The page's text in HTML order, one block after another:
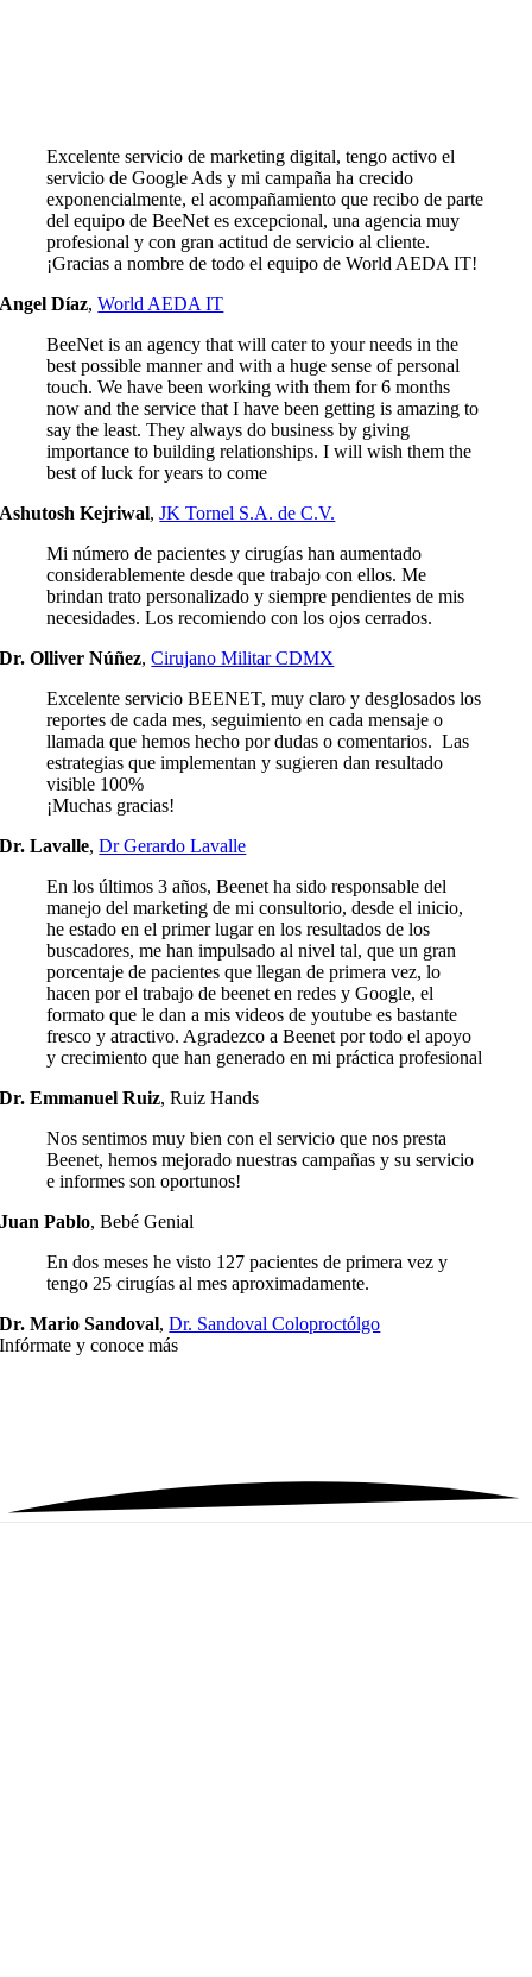
Excelente servicio de marketing digital, tengo activo el
servicio de Google Ads y mi campaña ha crecido
exponencialmente, el acompañamiento que recibo de parte
del equipo de BeeNet es excepcional, una agencia muy
profesional y con gran actitud de servicio al cliente.
¡Gracias a nombre de todo el equipo de World AEDA IT!
Angel Díaz,World AEDA IT
BeeNet is an agency that will cater to your needs in the
best possible manner and with a huge sense of personal
touch. We have been working with them for 6 months
now and the service that I have been getting is amazing to
say the least. They always do business by giving
importance to building relationships. I will wish them the
best of luck for years to come
Ashutosh Kejriwal,JK Tornel S.A. de C.V.
Mi número de pacientes y cirugías han aumentado
considerablemente desde que trabajo con ellos. Me
brindan trato personalizado y siempre pendientes de mis
necesidades. Los recomiendo con los ojos cerrados.
Dr. Olliver Núñez,Cirujano Militar CDMX
Excelente servicio BEENET, muy claro y desglosados los
reportes de cada mes, seguimiento en cada mensaje o
llamada que hemos hecho por dudas o comentarios. Las
estrategias que implementan y sugieren dan resultado
visible 100%
¡Muchas gracias!
Dr. Lavalle,Dr Gerardo Lavalle
En los últimos 3 años, Beenet ha sido responsable del
manejo del marketing de mi consultorio, desde el inicio,
he estado en el primer lugar en los resultados de los
buscadores, me han impulsado al nivel tal, que un gran
porcentaje de pacientes que llegan de primera vez, lo
hacen por el trabajo de beenet en redes y Google, el
formato que le dan a mis videos de youtube es bastante
fresco y atractivo. Agradezco a Beenet por todo el apoyo
y crecimiento que han generado en mi práctica profesional
Dr. Emmanuel Ruiz,Ruiz Hands
Nos sentimos muy bien con el servicio que nos presta
Beenet, hemos mejorado nuestras campañas y su servicio
e informes son oportunos!
Juan Pablo,Bebé Genial
En dos meses he visto 127 pacientes de primera vez y
tengo 25 cirugías al mes aproximadamente.
Dr. Mario Sandoval,Dr. Sandoval Coloproctólgo
Infórmate y conoce más